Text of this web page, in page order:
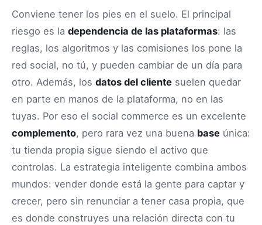
Conviene tener los pies en el suelo. El principal
riesgo es la dependencia de las plataformas: las
reglas, los algoritmos y las comisiones los pone la
red social, no tú, y pueden cambiar de un día para
otro. Además, los datos del cliente suelen quedar
en parte en manos de la plataforma, no en las
tuyas. Por eso el social commerce es un excelente
complemento, pero rara vez una buena base única:
tu tienda propia sigue siendo el activo que
controlas. La estrategia inteligente combina ambos
mundos: vender donde está la gente para captar y
crecer, pero sin renunciar a tener casa propia, que
es donde construyes una relación directa con tu